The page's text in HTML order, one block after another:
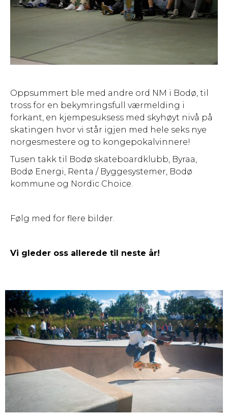
Oppsummert ble med andre ord NM i Bodø, til
tross for en bekymringsfull værmelding i
forkant, en kjempesuksess med skyhøyt nivå på
skatingen hvor vi står igjen med hele seks nye
norgesmestere og to kongepokalvinnere!
Tusen takk til Bodø skateboardklubb, Byraa,
Bodø Energi, Renta / Byggesystemer, Bodø
kommune og Nordic Choice.
Følg med for flere bilder.
Vi gleder oss allerede til neste år!